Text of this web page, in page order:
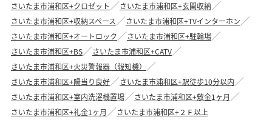
さいたま市浦和区+クロゼット
さいたま市浦和区+玄関収納
さいたま市浦和区+収納スペース
さいたま市浦和区+TVインターホン
さいたま市浦和区+オートロック
さいたま市浦和区+駐輪場
さいたま市浦和区+BS
さいたま市浦和区+CATV
さいたま市浦和区+火災警報器（報知機）
さいたま市浦和区+陽当り良好
さいたま市浦和区+駅徒歩10分以内
さいたま市浦和区+室内洗濯機置場
さいたま市浦和区+敷金1ヶ月
さいたま市浦和区+礼金1ヶ月
さいたま市浦和区+２Ｆ以上